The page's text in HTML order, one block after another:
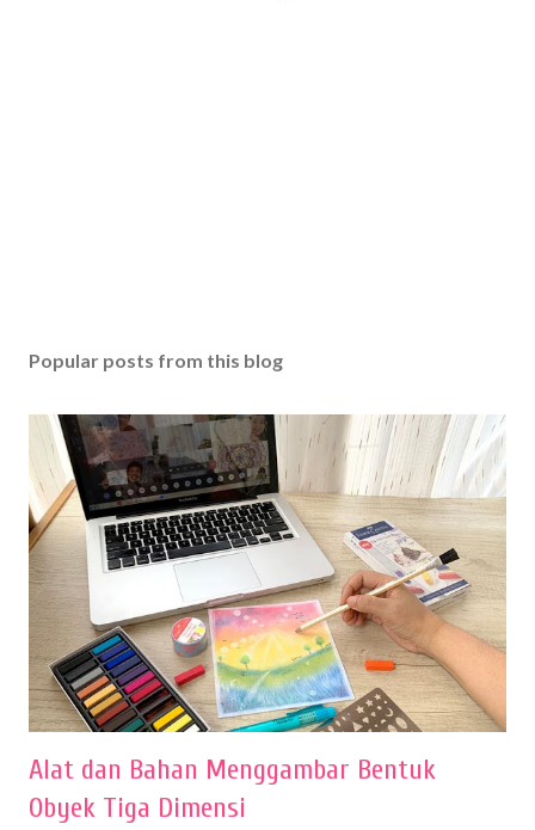
Popular posts from this blog
Alat dan Bahan Menggambar Bentuk
Obyek Tiga Dimensi